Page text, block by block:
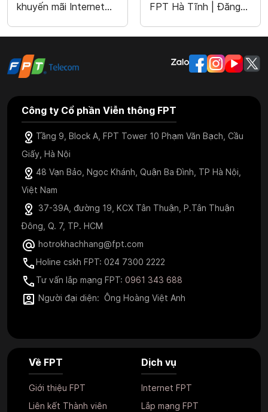
khuyến mãi Internet
FPT Hà Tĩnh | Đăng
Công ty Cổ phần Viễn thông FPT
Tầng 9, Block A, FPT Tower 10 Phạm Văn Bạch, Cầu
Giấy, Hà Nội
48 Vạn Bảo, Ngọc Khánh, Quận Ba Đình, TP Hà Nội,
Việt Nam
37-39A, đường 19, KCX Tân Thuận, P.Tân Thuận
Đông, Q. 7, TP. HCM
hotrokhachhang@fpt.com
Holine cskh FPT: 024 7300 2222
Tư vấn lắp mạng FPT: 0961 343 688
Người đại diện: Ông Hoàng Việt Anh
Về FPT
Giới thiệu FPT
Liên kết Thành viên
Dịch vụ
Internet FPT
Lắp mạng FPT